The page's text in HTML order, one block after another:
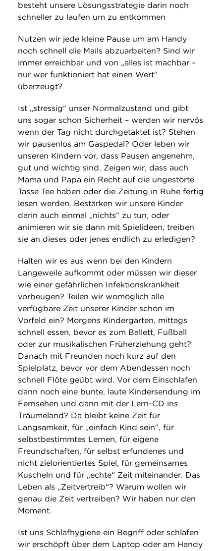
besteht unsere Lösungsstrategie darin noch
schneller zu laufen um zu entkommen
Nutzen wir jede kleine Pause um am Handy
noch schnell die Mails abzuarbeiten? Sind wir
immer erreichbar und von „alles ist machbar –
nur wer funktioniert hat einen Wert“
überzeugt?
Ist „stressig“ unser Normalzustand und gibt
uns sogar schon Sicherheit – werden wir nervös
wenn der Tag nicht durchgetaktet ist? Stehen
wir pausenlos am Gaspedal? Oder leben wir
unseren Kindern vor, dass Pausen angenehm,
gut und wichtig sind. Zeigen wir, dass auch
Mama und Papa ein Recht auf die ungestörte
Tasse Tee haben oder die Zeitung in Ruhe fertig
lesen werden. Bestärken wir unsere Kinder
darin auch einmal „nichts“ zu tun, oder
animieren wir sie dann mit Spielideen, treiben
sie an dieses oder jenes endlich zu erledigen?
Halten wir es aus wenn bei den Kindern
Langeweile aufkommt oder müssen wir dieser
wie einer gefährlichen Infektionskrankheit
vorbeugen? Teilen wir womöglich alle
verfügbare Zeit unserer Kinder schon im
Vorfeld ein? Morgens Kindergarten, mittags
schnell essen, bevor es zum Ballett, Fußball
oder zur musikalischen Früherziehung geht?
Danach mit Freunden noch kurz auf den
Spielplatz, bevor vor dem Abendessen noch
schnell Flöte geübt wird. Vor dem Einschlafen
dann noch eine bunte, laute Kindersendung im
Fernsehen und dann mit der Lern-CD ins
Träumeland? Da bleibt keine Zeit für
Langsamkeit, für „einfach Kind sein“, für
selbstbestimmtes Lernen, für eigene
Freundschaften, für selbst erfundenes und
nicht zielorientiertes Spiel, für gemeinsames
Kuscheln und für „echte“ Zeit miteinander. Das
Leben als „Zeitvertreib“? Warum wollen wir
genau die Zeit vertreiben? Wir haben nur den
Moment.
Ist uns Schlafhygiene ein Begriff oder schlafen
wir erschöpft über dem Laptop oder am Handy